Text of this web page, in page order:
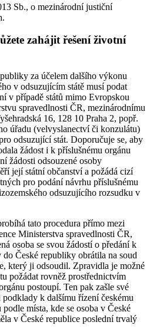
Sb., o mezinárodní justiční
zahájit řešení životní
za účelem dalšího výkonu
v odsuzujícím státě musí podat
v případě států mimo Evropskou
spravedlnosti ČR, mezinárodnímu
16, 128 10 Praha 2, popř.
úřadu (velvyslanectví či konzulátu)
odsuzující stát. Doporučuje se, aby
žádost i k příslušnému orgánu
žádosti odsouzené osoby
její státní občanství a požádá cizí
pro podání návrhu příslušnému
odsuzujícího rozsudku v
tato procedura přímo mezi
Ministerstva spravedlnosti ČR,
osoba se svou žádostí o předání k
České republiky obrátila na soud
který ji odsoudil. Zpravidla je možné
požádat rovněž prostřednictvím
postoupí. Ten pak zašle své
k dalšímu řízení českému
místa, kde se osoba v České
v České republice poslední trvalý